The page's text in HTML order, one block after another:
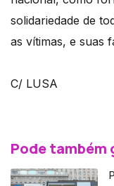
solidariedade de
as vítimas, e suas
C/ LUSA
Pode também